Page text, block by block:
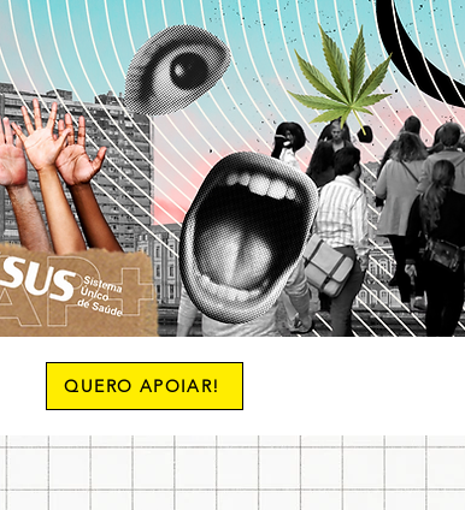
QUERO APOIAR!